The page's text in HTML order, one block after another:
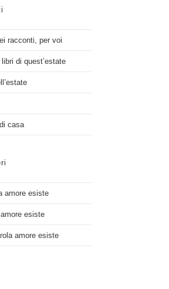
racconti, per voi
di quest’estate
casa
amore esiste
esiste
amore esiste